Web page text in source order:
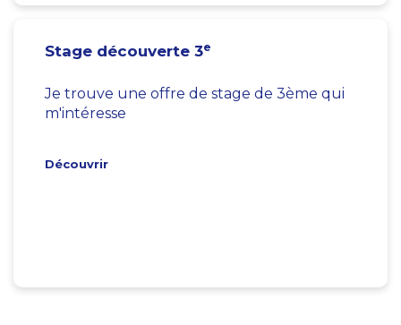
Stage découverte 3e
Je trouve une offre de stage de 3ème qui
m'intéresse
Découvrir